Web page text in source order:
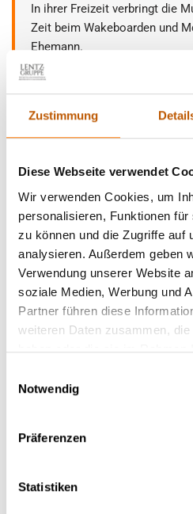
Zustimmung
Diese Webseite verwendet
Wir verwenden Cookies, um
personalisieren, Funktionen
zu können und die Zugriffe auf
analysieren. Außerdem geben
Verwendung unserer Website
soziale Medien, Werbung und
Partner führen diese
weiteren Daten zusammen,
haben oder die sie im Rahmen
Notwendig
Präferenzen
Statistiken
In ihrer Freizeit verbringt die
Zeit beim Wakeboarden und
Ehemann.
Zurück zur Newsübersicht
Aktuelle
News
Das sagen